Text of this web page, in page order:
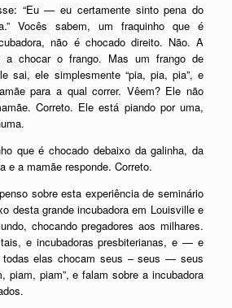
“Eu — eu certamente sinto pena do
Vocês sabem, um fraquinho que é
não é chocado direito. Não. A
a chocar o frango. Mas um frango de
sai, ele simplesmente “pia, pia, pia”, e
para a qual correr. Vêem? Ele não
Correto. Ele está piando por uma,
que é chocado debaixo da galinha, da
e a mamãe responde. Correto.
sobre esta experiência de seminário
desta grande incubadora em Louisville e
chocando pregadores aos milhares.
e incubadoras presbiterianas, e — e
todas elas chocam seus – seus — seus
piam, piam”, e falam sobre a incubadora